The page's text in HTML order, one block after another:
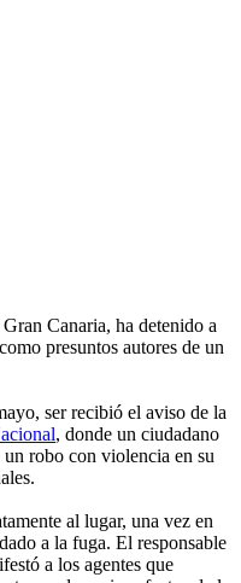
Canaria, ha detenido a
presuntos autores de un
ser recibió el aviso de la
, donde un ciudadano
robo con violencia en su
al lugar, una vez en
a la fuga. El responsable
a los agentes que